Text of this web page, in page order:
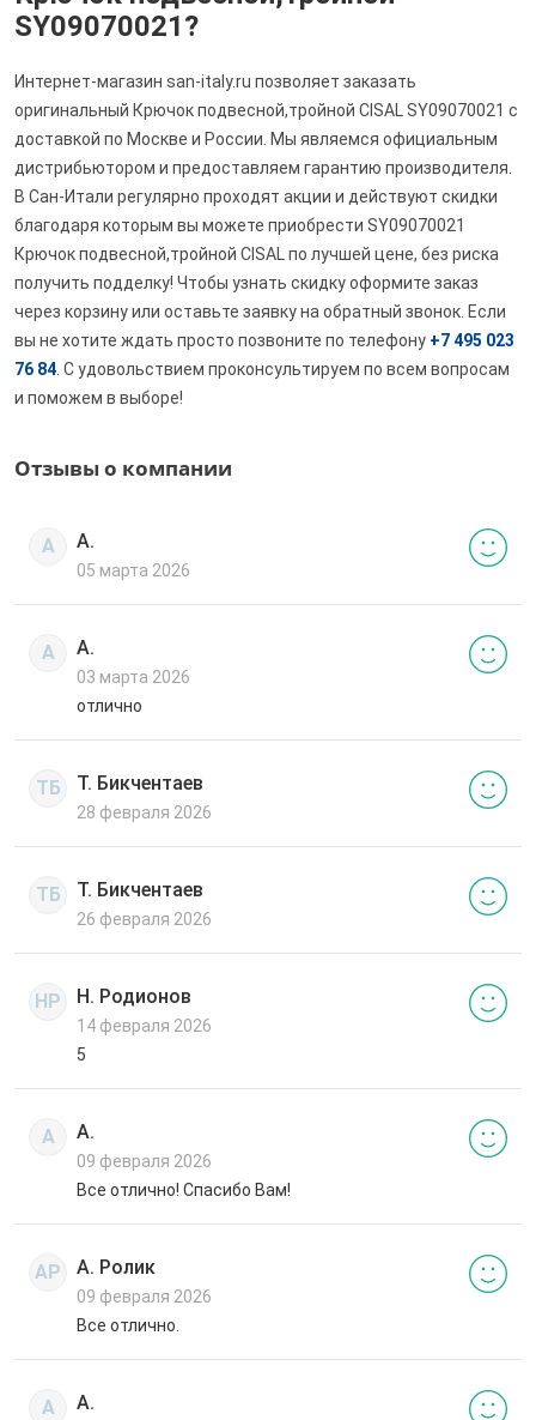
SY09070021?
Интернет-магазин san-italy.ru позволяет заказать
оригинальный Крючок подвесной,тройной CISAL SY09070021 с
доставкой по Москве и России. Мы являемся официальным
дистрибьютором и предоставляем гарантию производителя.
В Сан-Итали регулярно проходят акции и действуют скидки
благодаря которым вы можете приобрести SY09070021
Крючок подвесной,тройной CISAL по лучшей цене, без риска
получить подделку! Чтобы узнать скидку оформите заказ
через корзину или оставьте заявку на обратный звонок. Если
вы не хотите ждать просто позвоните по телефону +7 495 023
76 84 . С удовольствием проконсультируем по всем вопросам
и поможем в выборе!
Отзывы о компании
А А.
05 марта 2026
А А.
03 марта 2026
отлично
ТБ Т. Бикчентаев
28 февраля 2026
ТБ Т. Бикчентаев
26 февраля 2026
НР Н. Родионов
14 февраля 2026
5
А А.
09 февраля 2026
Все отлично! Спасибо Вам!
АР А. Ролик
09 февраля 2026
Все отлично.
А А.